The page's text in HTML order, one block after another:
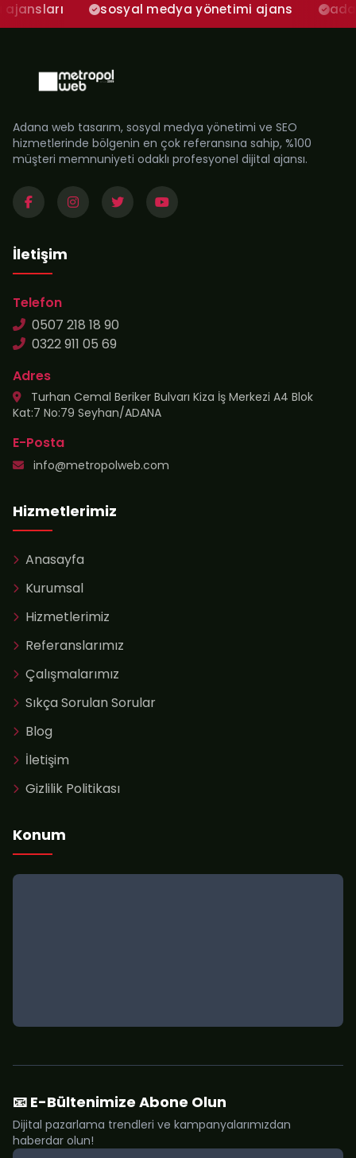
sosyal medya yönetimi ajans adana sosyal
Adana web tasarım, sosyal medya yönetimi ve SEO
hizmetlerinde bölgenin en çok referansına sahip, %100
müşteri memnuniyeti odaklı profesyonel dijital ajansı.
İletişim
Telefon
0507 218 18 90
0322 911 05 69
Adres
Turhan Cemal Beriker Bulvarı Kiza İş Merkezi A4 Blok
Kat:7 No:79 Seyhan/ADANA
E-Posta
info@metropolweb.com
Hizmetlerimiz
Anasayfa
Kurumsal
Hizmetlerimiz
Referanslarımız
Çalışmalarımız
Sıkça Sorulan Sorular
Blog
İletişim
Gizlilik Politikası
Konum
📧 E-Bültenimize Abone Olun
Dijital pazarlama trendleri ve kampanyalarımızdan
haberdar olun!